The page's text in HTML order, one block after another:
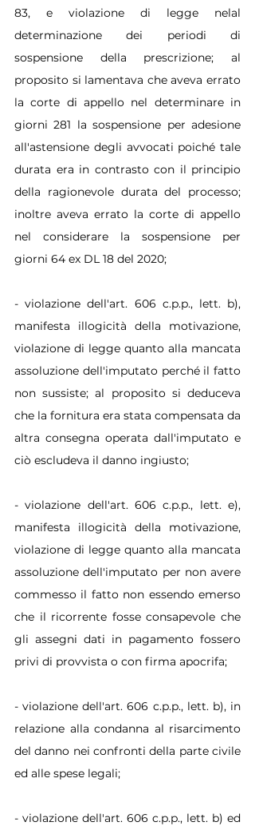
83, e violazione di legge nelal
determinazione dei periodi di
sospensione della prescrizione; al
proposito si lamentava che aveva errato
la corte di appello nel determinare in
giorni 281 la sospensione per adesione
all'astensione degli avvocati poiché tale
durata era in contrasto con il principio
della ragionevole durata del processo;
inoltre aveva errato la corte di appello
nel considerare la sospensione per
giorni 64 ex DL 18 del 2020;
- violazione dell'art. 606 c.p.p., lett. b),
manifesta illogicità della motivazione,
violazione di legge quanto alla mancata
assoluzione dell'imputato perché il fatto
non sussiste; al proposito si deduceva
che la fornitura era stata compensata da
altra consegna operata dall'imputato e
ciò escludeva il danno ingiusto;
- violazione dell'art. 606 c.p.p., lett. e),
manifesta illogicità della motivazione,
violazione di legge quanto alla mancata
assoluzione dell'imputato per non avere
commesso il fatto non essendo emerso
che il ricorrente fosse consapevole che
gli assegni dati in pagamento fossero
privi di provvista o con firma apocrifa;
- violazione dell'art. 606 c.p.p., lett. b), in
relazione alla condanna al risarcimento
del danno nei confronti della parte civile
ed alle spese legali;
- violazione dell'art. 606 c.p.p., lett. b) ed